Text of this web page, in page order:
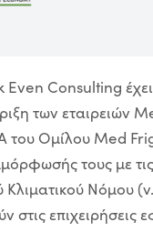
Consulting
των εταιρειών
του Ομίλου Med
τους με
Κλιματικού Νόμου
στις επιχειρήσεις